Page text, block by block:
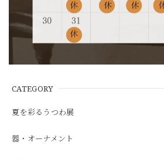
CATEGORY
夏を彩るうつわ展
器・オーナメント